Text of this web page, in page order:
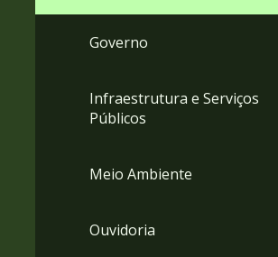
Governo
Infraestrutura e Serviços
Públicos
Meio Ambiente
Ouvidoria